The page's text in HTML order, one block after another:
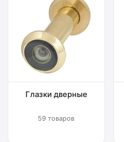
Глазки дверные
59 товаров